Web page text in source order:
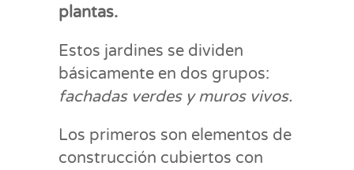
plantas.
Estos jardines se dividen
básicamente en dos grupos:
fachadas verdes y muros vivos.
Los primeros son elementos de
construcción cubiertos con